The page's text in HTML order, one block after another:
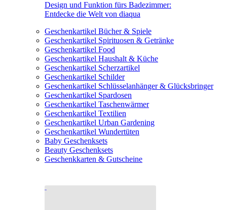
Design und Funktion fürs Badezimmer:
Entdecke die Welt von diaqua
Geschenkartikel Bücher & Spiele
Geschenkartikel Spirituosen & Getränke
Geschenkartikel Food
Geschenkartikel Haushalt & Küche
Geschenkartikel Scherzartikel
Geschenkartikel Schilder
Geschenkartikel Schlüsselanhänger & Glücksbringer
Geschenkartikel Spardosen
Geschenkartikel Taschenwärmer
Geschenkartikel Textilien
Geschenkartikel Urban Gardening
Geschenkartikel Wundertüten
Baby Geschenksets
Beauty Geschenksets
Geschenkkarten & Gutscheine